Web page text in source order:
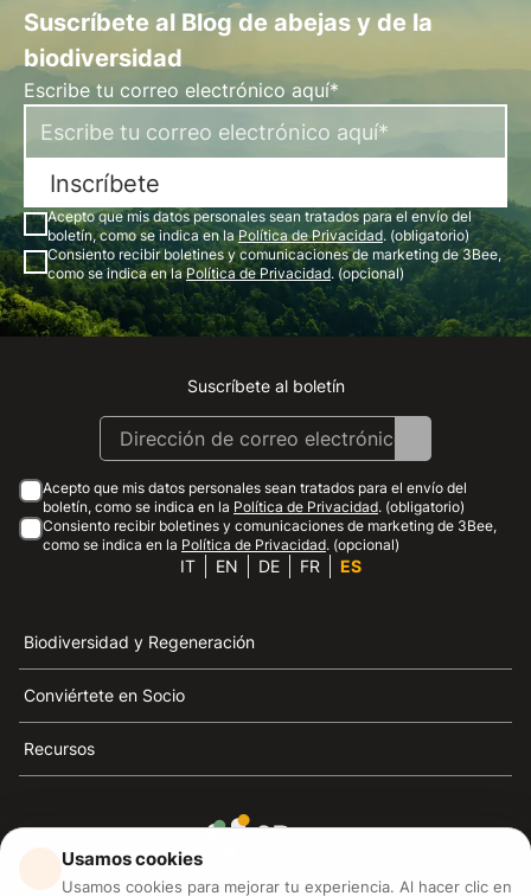
Suscríbete al Blog de abejas y de la
biodiversidad
Escribe tu correo electrónico aquí*
Inscríbete
Acepto que mis datos personales sean tratados para el envío del
boletín, como se indica en laPolítica de Privacidad. (obligatorio)
Consiento recibir boletines y comunicaciones de marketing de 3Bee,
como se indica en laPolítica de Privacidad. (opcional)
Instagram
Facebook
Linkedin
Youtube
Suscríbete al boletín
Acepto que mis datos personales sean tratados para el envío del
boletín, como se indica en la Política de Privacidad. (obligatorio)
Consiento recibir boletines y comunicaciones de marketing de 3Bee,
como se indica en la Política de Privacidad. (opcional)
IT EN DE FR ES
Biodiversidad y Regeneración
Conviértete en Socio
Recursos
3Bee es el referente de la sostenibilidad, la defensa de
Usamos cookies
Usamos cookies para mejorar tu experiencia. Al hacer clic en